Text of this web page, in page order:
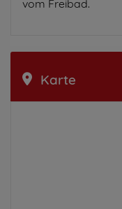
vom Freibad.
Karte